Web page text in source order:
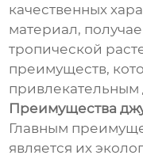
качественных
материал,
тропической
преимуществ,
привлекательным
Преимущества
Главным
является их